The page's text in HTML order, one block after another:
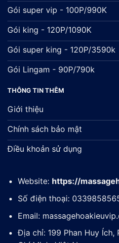
Gói super vip - 100P/990K
Gói king - 120P/1090K
Gói super king - 120P/3590k
Gói Lingam - 90P/790k
THÔNG TIN THÊM
Giới thiệu
Chính sách bảo mật
Điều khoản sử dụng
Website: https://
Số điện thoại:
Email:
Địa chỉ: 199 Phan Huy Ích,